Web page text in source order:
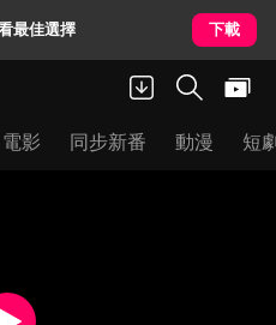
最佳選擇 下載
電影 同步新番 動漫 短